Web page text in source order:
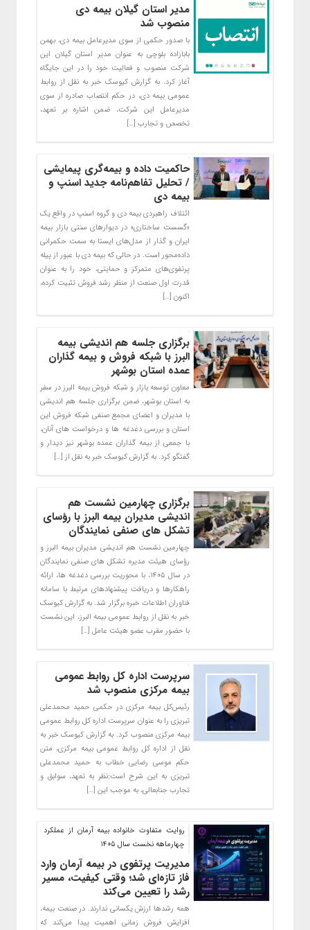
مدیر استان گیلان بیمه دی
منصوب شد
با صدور حکمی از سوی مدیرعامل بیمه دی، بهمن
بابازاده بلوچی به عنوان مدیر استان گیلان این
شرکت منصوب و فعالیت خود را در این جایگاه
آغاز کرد. به گزارش کیوسک خبر به نقل از روابط
عمومی بیمه دی، در حکم انتصاب صادره از سوی
مدیرعامل این شرکت، ضمن اشاره بر تعهد،
تخصص و تجارب […]
حاکمیت داده و بیمه‌گری پیمایشی
/ تحلیل تفاهم‌نامه جدید اسنپ و
بیمه دی
ائتلاف راهبردی بیمه دی و گروه اسنپ در واقع یک
«گسست ساختاری» در دیوارهای سنتی بازار بیمه
ایران و گذار از مدل‌های ایستا به سمت حکمرانی
داده‌محور است. در حالی که بیمه دی با عبور از پیله
پرتفوی‌های متمرکز و حمایتی، خود را به عنوان
قدرت اول صنعت از منظر رشد فروش تثبیت کرده،
اکنون […]
برگزاری جلسه هم اندیشی بیمه
البرز با شبکه فروش و بیمه گذاران
عمده استان بوشهر
معاون توسعه بازار و شبکه فروش بیمه البرز در سفر
به استان بوشهر، ضمن برگزاری جلسه هم اندیشی
با مدیران و اعضای مجمع صنفی شبکه فروش این
استان و بررسی دغدغه ها و درخواست های آنان،
با جمعی از بیمه گذاران عمده بوشهر نیز دیدار و
گفتگو کرد. به گزارش کیوسک خبر به نقل از […]
برگزاری چهارمین نشست هم
اندیشی مدیران بیمه البرز با رؤسای
تشکل های صنفی نمایندگان
چهارمین نشست هم اندیشی مدیران بیمه البرز و
رؤسای هیئت مدیره تشکل های صنفی نمایندگان
در سال ۱۴۰۵، با محوریت بررسی دغدغه ها، ارائه
راهکارها و دریافت پیشنهادهای مرتبط با سامانه
فناوران اطلاعات خبره برگزار شد. به گزارش کیوسک
خبر به نقل از روابط عمومی بیمه البرز، این نشست
با حضور مقرب عضو هیئت عامل […]
سرپرست اداره کل روابط عمومی
بیمه مرکزی منصوب شد
رئیس‌کل بیمه مرکزی در حکمی حمید محمدعلی
تبریزی را به عنوان سرپرست اداره کل روابط عمومی
بیمه مرکزی منصوب کرد. به گزارش کیوسک خبر به
نقل از اداره کل روابط عمومی بیمه مرکزی، متن
حکم موسی رضایی خطاب به حمید محمدعلی
تبریزی به این شرح است:نظر به تعهد، سوابق و
تجارب جنابعالی، به موجب این […]
روایت متفاوت خانواده بیمه آرمان از عملکرد
چهارماهه نخست سال ۱۴۰۵
مدیریت پرتفوی در بیمه آرمان وارد
فاز تازه‌ای شد؛ وقتی کیفیت، مسیر
رشد را تعیین می‌کند
همه رشدها ارزش یکسانی ندارند. در صنعت بیمه،
افزایش فروش زمانی اهمیت پیدا می‌کند که